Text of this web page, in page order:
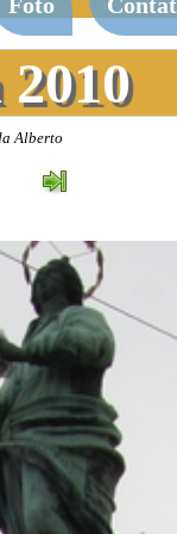
Alberto